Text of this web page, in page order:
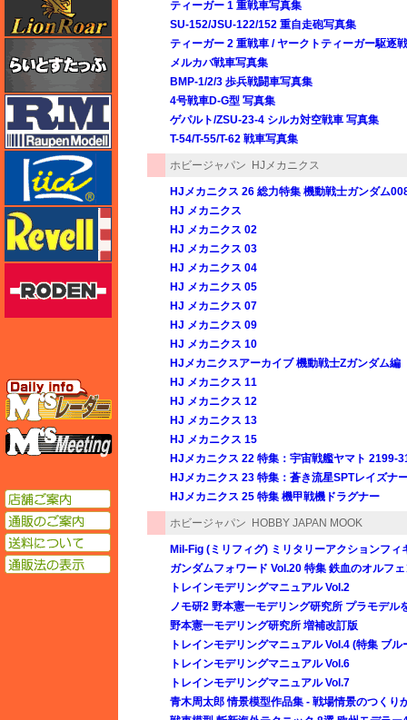
ティーガー 1 重戦車写真集
SU-152/JSU-122/152 重自走砲写真集
ティーガー 2 重戦車 / ヤークトティーガー駆逐
メルカバ戦車写真集
BMP-1/2/3 歩兵戦闘車写真集
4号戦車D-G型 写真集
ゲパルト/ZSU-23-4 シルカ対空戦車 写真集
T-54/T-55/T-62 戦車写真集
ホビージャパン HJメカニクス
HJメカニクス 26 総力特集 機動戦士ガンダム
HJ メカニクス
HJ メカニクス 02
HJ メカニクス 03
HJ メカニクス 04
HJ メカニクス 05
HJ メカニクス 07
HJ メカニクス 09
HJ メカニクス 10
HJメカニクスアーカイブ 機動戦士Zガンダム編
HJ メカニクス 11
HJ メカニクス 12
HJ メカニクス 13
HJ メカニクス 15
HJメカニクス 22 特集：宇宙戦艦ヤマト 2199-
HJメカニクス 23 特集：蒼き流星SPTレイズナ
HJメカニクス 25 特集 機甲戦機ドラグナー
ホビージャパン HOBBY JAPAN MOOK
Mil-Fig (ミリフィグ) ミリタリーアクションフィ
ガンダムフォワード Vol.20 特集 鉄血のオルフ
トレインモデリングマニュアル Vol.2
ノモ研2 野本憲一モデリング研究所 プラモデル
野本憲一モデリング研究所 増補改訂版
トレインモデリングマニュアル Vol.4 (特集 ブル
トレインモデリングマニュアル Vol.6
トレインモデリングマニュアル Vol.7
青木周太郎 情景模型作品集 - 戦場情景のつくり
らいとすたっふ
ラウペンモデル
エムズレーダー
エムズミーティング
通販のご案内
通販法の表示